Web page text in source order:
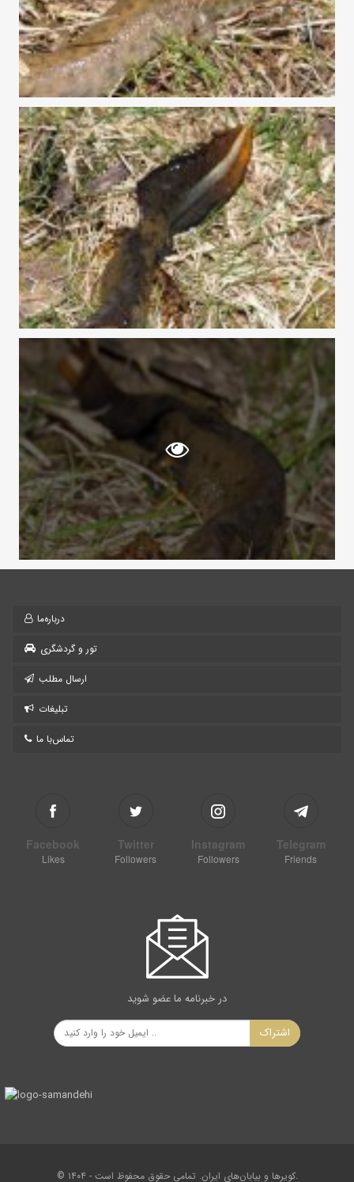
درباره‌ما
تور و گردشگری
ارسال مطلب
تبلیغات
تماس‌با ما
Facebook
Likes
Twitter
Followers
Instagram
Followers
Telegram
Friends
در خبرنامه ما عضو شوید
اشتراک
© ۱۴۰۴ - کویرها و بیابان‌های ایران. تمامی حقوق محفوظ است.